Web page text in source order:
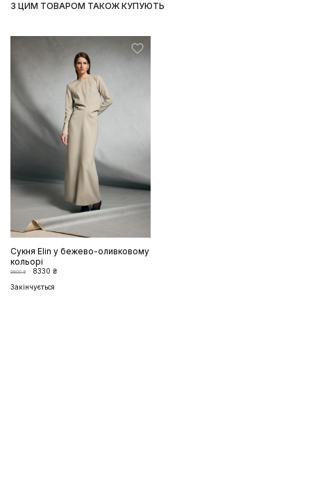
З ЦИМ ТОВАРОМ ТАКОЖ КУПУЮТЬ
Cукня Elin у бежево-оливковому
кольорі
9800 ₴
8330 ₴
Закінчується